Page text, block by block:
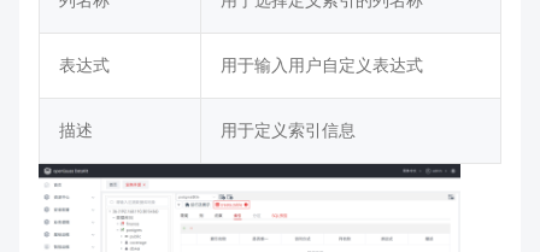
表达式 用于输入用户自定义表达式
描述 用于定义索引信息